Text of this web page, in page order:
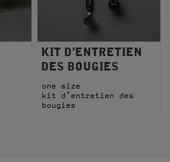
KIT D’ENTRETIEN
DES BOUGIES
one size
kit d’entretien des
bougies